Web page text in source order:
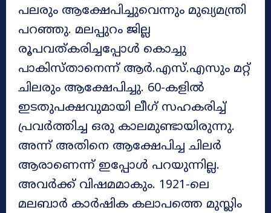
പലരും ആക്ഷേപിച്ചുവെന്നും മുഖ്യമന്ത്രി
പറഞ്ഞു. മലപ്പുറം ജില്ല
രൂപവത്കരിച്ചപ്പോള്‍ കൊച്ചു
പാകിസ്താനെന്ന് ആര്‍.എസ്.എസും മറ്റ്
ചിലരും ആക്ഷേപിച്ചു. 60-കളില്‍
ഇടതുപക്ഷവുമായി ലീ​ഗ് സഹകരിച്ച്
പ്രവർത്തിച്ച ഒരു കാലമുണ്ടായിരുന്നു.
അന്ന് അതിനെ ആക്ഷേപിച്ച ചിലര്‍
ആരാണെന്ന് ഇപ്പോള്‍ പറയുന്നില്ല.
അവര്‍ക്ക് വിഷമമാകും. 1921-ലെ
മലബാര്‍ കാര്‍ഷിക കലാപത്തെ മുസ്ലിം